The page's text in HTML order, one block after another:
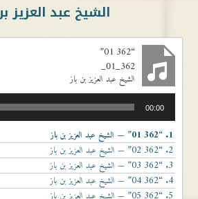
الشيخ عبد العزيز
“362 01”
362_01_
الشيخ عبد العزيز بن باز
الصوت
00:00
1.
“362 01” — الشيخ عبد العزيز بن باز
2.
“362 02” — الشيخ عبد العزيز بن باز
3.
“362 03” — الشيخ عبد العزيز بن باز
4.
“362 04” — الشيخ عبد العزيز بن باز